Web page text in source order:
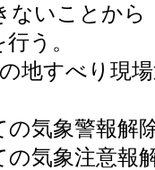
ないことから
う。
地すべり現
気象警報解
気象注意報